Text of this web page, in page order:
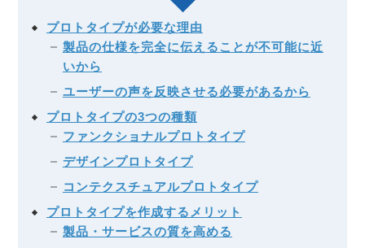
プロトタイプが必要な理由
製品の仕様を完全に伝えることが不可能に近
いから
ユーザーの声を反映させる必要があるから
プロトタイプの3つの種類
ファンクショナルプロトタイプ
デザインプロトタイプ
コンテクスチュアルプロトタイプ
プロトタイプを作成するメリット
製品・サービスの質を高める